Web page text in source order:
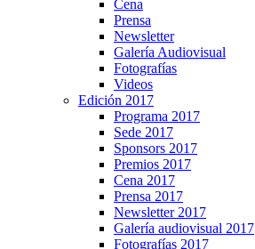
Cena
Prensa
Newsletter
Galería Audiovisual
Fotografías
Videos
Edición 2017
Programa 2017
Sede 2017
Sponsors 2017
Premios 2017
Cena 2017
Prensa 2017
Newsletter 2017
Galería audiovisual 2017
Fotografías 2017